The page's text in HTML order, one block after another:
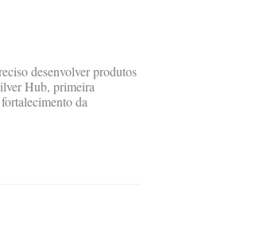
desenvolver produtos
Hub, primeira
da